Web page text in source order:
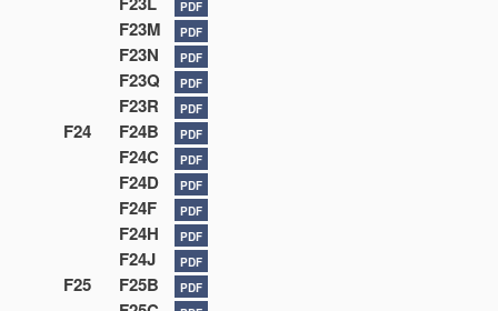
PDF
F23M PDF
F23N PDF
F23Q PDF
F23R PDF
F24 F24B PDF
F24C PDF
F24D PDF
F24F PDF
F24H PDF
F24J PDF
F25 F25B PDF